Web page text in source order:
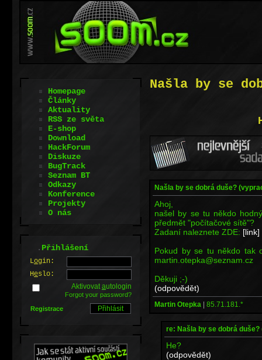
Našla by se
Našla by se dobrá duše?
Ahoj,
našel by se tu někdo
předmět "počítačové sítě"?
Zadaní naleznete ZDE: [link]
Pokud by se tu někdo tak
martin.otepka@seznam.cz
Děkuji ;-)
(odpovědět)
Martin Otepka | 85.71.181.*
re: Našla by se dobrá
He?
(odpovědět)
Homepage
Články
Aktuality
RSS ze světa
E-shop
Download
HackForum
Diskuze
BugTrack
Seznam BT
Odkazy
Konference
Projekty
O nás
.Přihlášení
Login:
Heslo:
Aktivovatautologin
Forgot your password?
Registrace